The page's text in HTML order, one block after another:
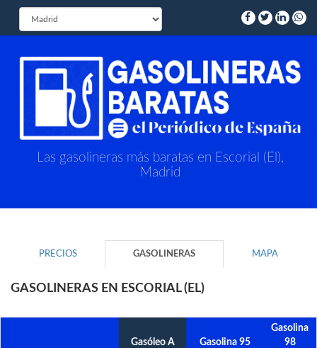
Las gasolineras más baratas en Escorial (El),
Madrid
PRECIOS GASOLINERAS MAPA
GASOLINERAS EN ESCORIAL (EL)
Gasóleo A Gasolina 95
Gasolina
98